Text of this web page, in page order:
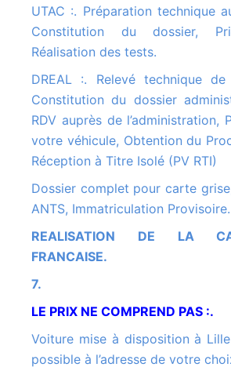
UTAC :. Préparation technique aux tests UTAC,
Constitution du dossier,
Réalisation des tests.
DREAL :. Relevé technique de votre voiture,
Constitution du dossier
RDV auprès de l’administration,
votre véhicule, Obtention du
Réception à Titre Isolé (PV RTI)
Dossier complet pour carte grise, Agrément SIV
ANTS, Immatriculation Provisoire.
REALISATION DE LA CARTE GRISE
FRANCAISE.
7.
LE PRIX NE COMPREND PAS :.
Voiture mise à disposition à Lille (59) Livraison
possible à l’adresse de votre